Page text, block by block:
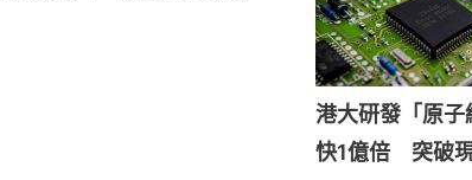
港大研發「原子
快1億倍 突破